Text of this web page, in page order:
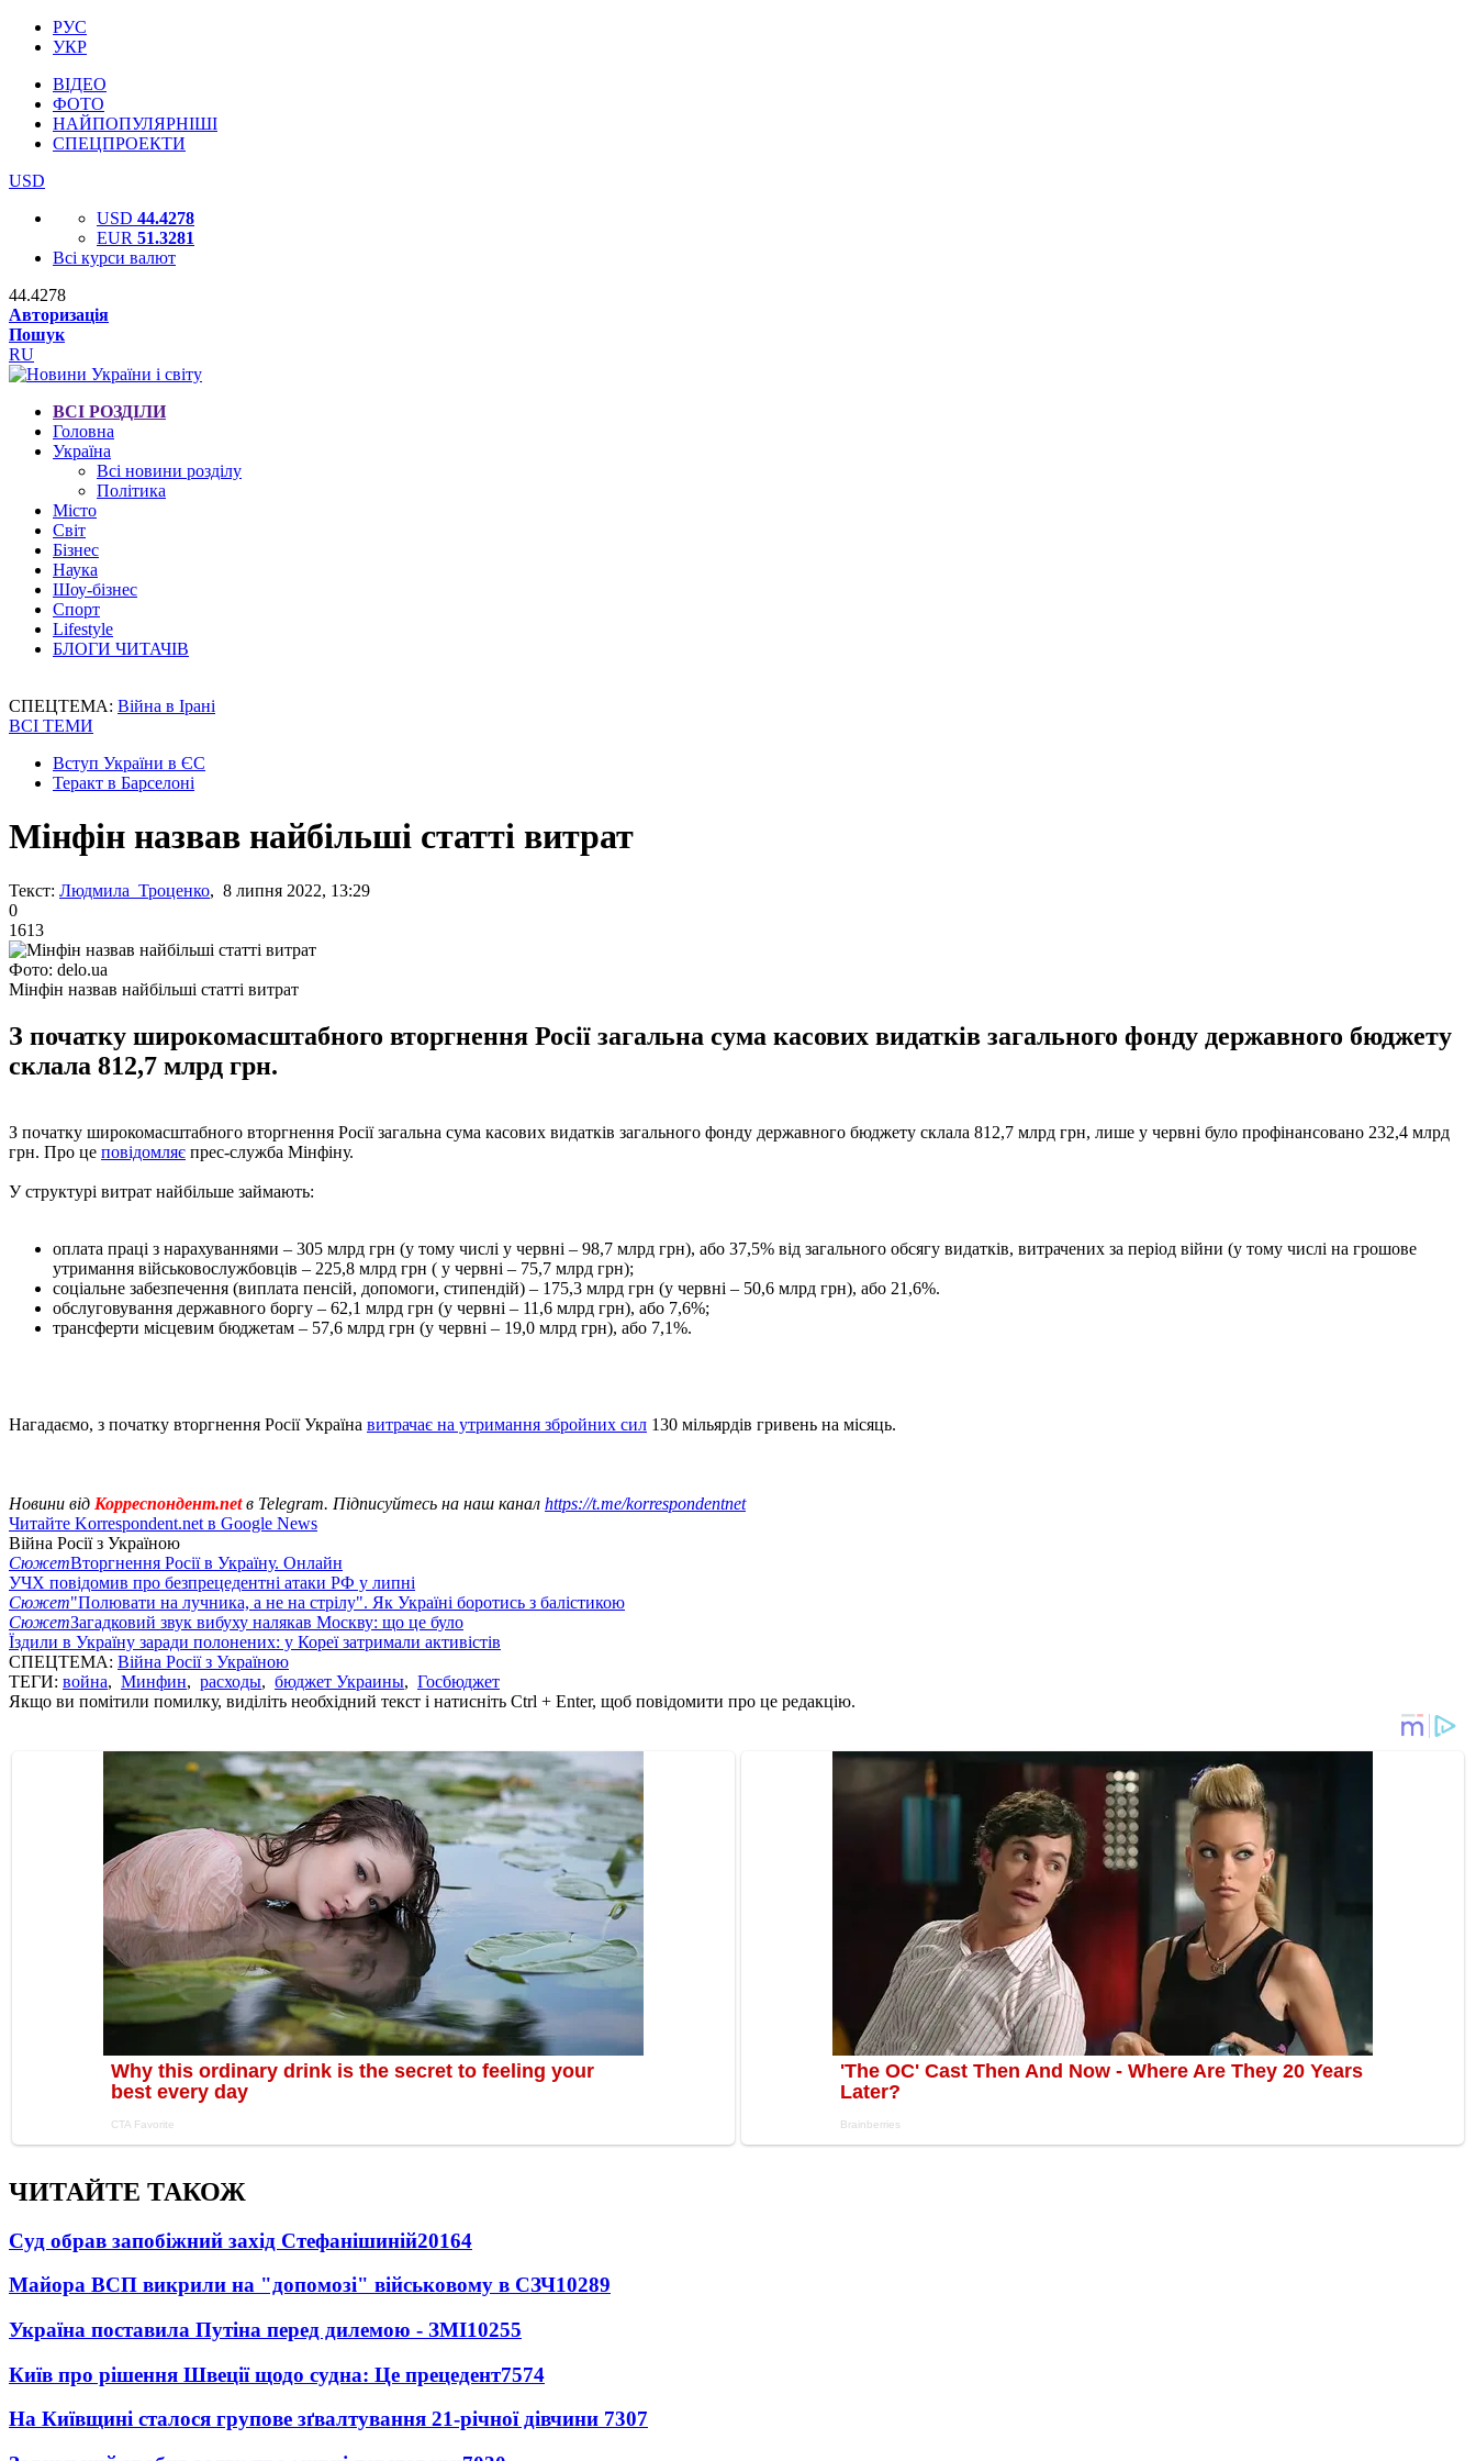
РУС
УКР
ВІДЕО
ФОТО
НАЙПОПУЛЯРНІШІ
СПЕЦПРОЕКТИ
USD
USD 44.4278
EUR 51.3281
Всі курси валют
44.4278
Авторизація
Пошук
RU
ВСІ РОЗДІЛИ
Головна
Україна
Всі новини розділу
Політика
Місто
Світ
Бізнес
Наука
Шоу-бізнес
Спорт
Lifestyle
БЛОГИ ЧИТАЧІВ
СПЕЦТЕМА: Війна в Ірані
ВСІ ТЕМИ
Вступ України в ЄС
Теракт в Барселоні
Мінфін назвав найбільші статті витрат
Текст: Людмила Троценко, 8 липня 2022, 13:29
0
1613
Фото: delo.ua
Мінфін назвав найбільші статті витрат
З початку широкомасштабного вторгнення Росії загальна сума касових видатків загального фонду державного бюджету
склала 812,7 млрд грн.
З початку широкомасштабного вторгнення Росії загальна сума касових видатків загального фонду державного бюджету склала 812,7 млрд грн, лише у червні було профінансовано 232,4 млрд
грн. Про це повідомляє прес-служба Мінфіну.
У структурі витрат найбільше займають:
оплата праці з нарахуваннями – 305 млрд грн (у тому числі у червні – 98,7 млрд грн), або 37,5% від загального обсягу видатків, витрачених за період війни (у тому числі на грошове
утримання військовослужбовців – 225,8 млрд грн ( у червні – 75,7 млрд грн);
соціальне забезпечення (виплата пенсій, допомоги, стипендій) – 175,3 млрд грн (у червні – 50,6 млрд грн), або 21,6%.
обслуговування державного боргу – 62,1 млрд грн (у червні – 11,6 млрд грн), або 7,6%;
трансферти місцевим бюджетам – 57,6 млрд грн (у червні – 19,0 млрд грн), або 7,1%.
Нагадаємо, з початку вторгнення Росії Україна витрачає на утримання збройних сил 130 мільярдів гривень на місяць.
Новини від Корреспондент.netв Telegram. Підписуйтесь на наш канал https://t.me/korrespondentnet
Читайте Korrespondent.net в Google News
Війна Росії з Україною
СюжетВторгнення Росії в Україну. Онлайн
УЧХ повідомив про безпрецедентні атаки РФ у липні
Сюжет"Полювати на лучника, а не на стрілу". Як Україні боротись з балістикою
СюжетЗагадковий звук вибуху налякав Москву: що це було
Їздили в Україну заради полонених: у Кореї затримали активістів
СПЕЦТЕМА: Війна Росії з Україною
ТЕГИ: война, Минфин, расходы, бюджет Украины, Госбюджет
Якщо ви помітили помилку, виділіть необхідний текст і натисніть Ctrl + Enter, щоб повідомити про це редакцію.
ЧИТАЙТЕ ТАКОЖ
Суд обрав запобіжний захід Стефанішиній20164
Майора ВСП викрили на "допомозі" військовому в СЗЧ10289
Україна поставила Путіна перед дилемою - ЗМІ10255
Київ про рішення Швеції щодо судна: Це прецедент7574
На Київщині сталося групове зґвалтування 21-річної дівчини 7307